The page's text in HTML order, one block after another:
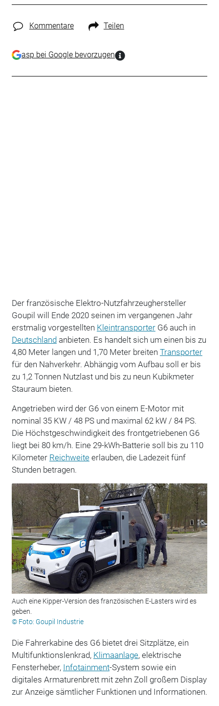
Kommentare Teilen
asp bei Google bevorzugen
Der französische Elektro-Nutzfahrzeughersteller
Goupil will Ende 2020 seinen im vergangenen Jahr
erstmalig vorgestellten KleintransporterG6 auch in
Deutschlandanbieten. Es handelt sich um einen bis zu
4,80 Meter langen und 1,70 Meter breiten Transporter
für den Nahverkehr. Abhängig vom Aufbau soll er bis
zu 1,2 Tonnen Nutzlast und bis zu neun Kubikmeter
Stauraum bieten.
Angetrieben wird der G6 von einem E-Motor mit
nominal 35 KW / 48 PS und maximal 62 kW / 84 PS.
Die Höchstgeschwindigkeit des frontgetriebenen G6
liegt bei 80 km/h. Eine 29-kWh-Batterie soll bis zu 110
Kilometer Reichweiteerlauben, die Ladezeit fünf
Stunden betragen.
Auch eine Kipper-Version des französischen E-Lasters wird es
geben.
© Foto: Goupil Industrie
Die Fahrerkabine des G6 bietet drei Sitzplätze, ein
Multifunktionslenkrad, Klimaanlage, elektrische
Fensterheber, Infotainment-System sowie ein
digitales Armaturenbrett mit zehn Zoll großem Display
zur Anzeige sämtlicher Funktionen und Informationen.